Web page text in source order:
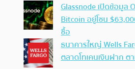
Glassnode เปิดข้อมูล
Bitcoin อยู่โซน
ซื้อ
ธนาคารใหญ่ Wells
ตลาดโทเคนเงินฝาก ต